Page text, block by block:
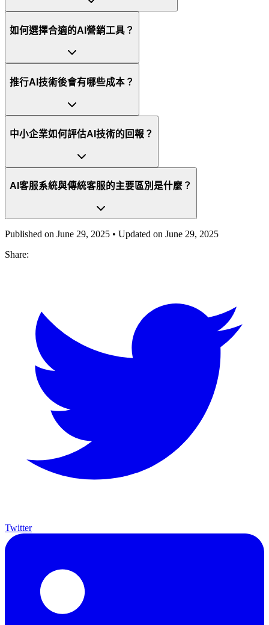
如何選擇合適的AI營銷工具？
推行AI技術後會有哪些成本？
中小企業如何評估AI技術的回報？
AI客服系統與傳統客服的主要區別是什麼？
Published on June 29, 2025 • Updated on June 29, 2025
Share:
Twitter